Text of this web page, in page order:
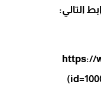
التالي: